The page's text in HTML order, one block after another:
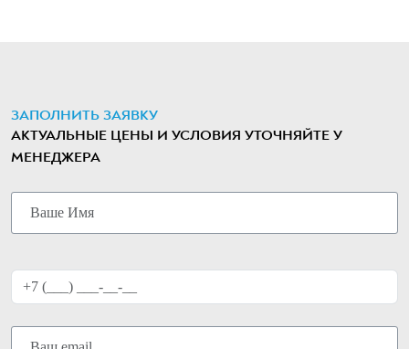
ЗАПОЛНИТЬ ЗАЯВКУ
АКТУАЛЬНЫЕ ЦЕНЫ И УСЛОВИЯ УТОЧНЯЙТЕ У
МЕНЕДЖЕРА